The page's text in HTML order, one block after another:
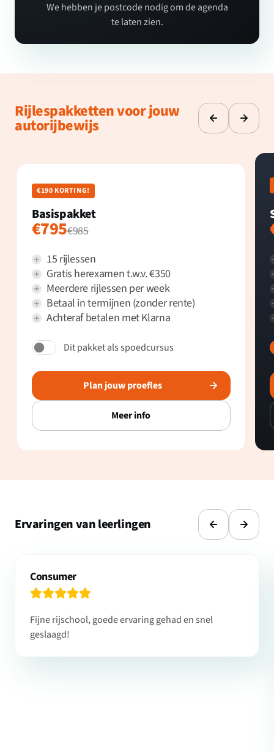
We hebben je postcode nodig om de agenda
te laten zien.
Rijlespakketten voor jouw
autorijbewijs
€190 KORTING!
Basispakket
€795€985
15 rijlessen
Gratis herexamen t.w.v. €350
Meerdere rijlessen per week
Betaal in termijnen (zonder rente)
Achteraf betalen met Klarna
Dit pakket als spoedcursus
Plan jouw proefles
Meer info
Ervaringen van leerlingen
Consumer
Fijne rijschool, goede ervaring gehad en snel
geslaagd!